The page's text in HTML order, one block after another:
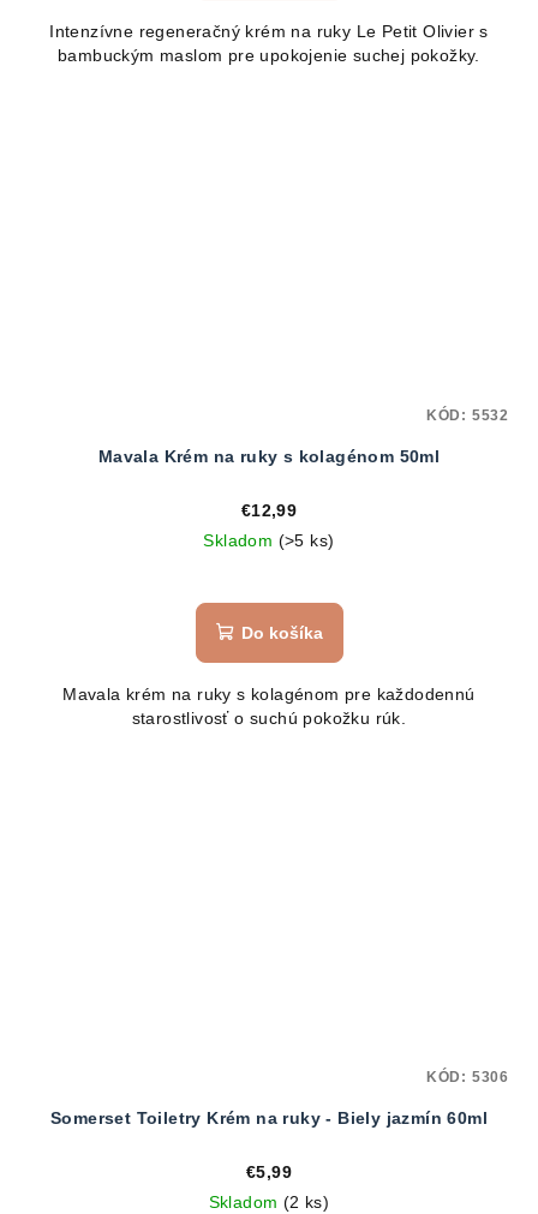
Intenzívne regeneračný krém na ruky Le Petit Olivier s
bambuckým maslom pre upokojenie suchej pokožky.
Mavala Krém na ruky s kolagénom 50ml
€12,99
Skladom (>5 ks)
Do košíka
Mavala krém na ruky s kolagénom pre každodennú
starostlivosť o suchú pokožku rúk.
KÓD: 5532
Somerset Toiletry Krém na ruky - Biely jazmín 60ml
€5,99
Skladom (2 ks)
KÓD: 5306